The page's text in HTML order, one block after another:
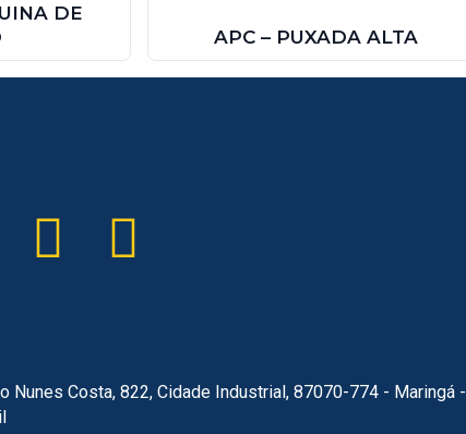
DE
APC – PUXADA ALTA
Nunes Costa, 822, Cidade Industrial, 87070-774 - Maringá -